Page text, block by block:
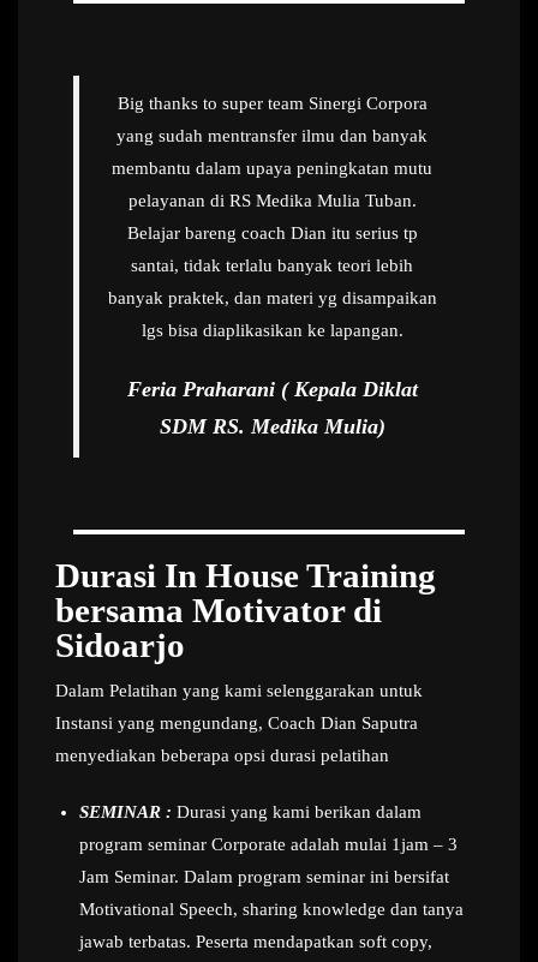
Big thanks to super team Sinergi Corpora
yang sudah mentransfer ilmu dan banyak
membantu dalam upaya peningkatan mutu
pelayanan di RS Medika Mulia Tuban.
Belajar bareng coach Dian itu serius tp
santai, tidak terlalu banyak teori lebih
banyak praktek, dan materi yg disampaikan
lgs bisa diaplikasikan ke lapangan.
Feria Praharani ( Kepala Diklat
SDM RS. Medika Mulia)
Durasi In House Training
bersama Motivator di
Sidoarjo
Dalam Pelatihan yang kami selenggarakan untuk
Instansi yang mengundang, Coach Dian Saputra
menyediakan beberapa opsi durasi pelatihan
SEMINAR : Durasi yang kami berikan dalam
program seminar Corporate adalah mulai 1jam – 3
Jam Seminar. Dalam program seminar ini bersifat
Motivational Speech, sharing knowledge dan tanya
jawab terbatas. Peserta mendapatkan soft copy,